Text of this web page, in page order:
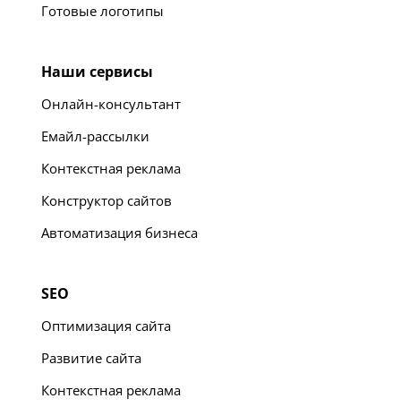
Готовые логотипы
Наши сервисы
Онлайн-консультант
Емайл-рассылки
Контекстная реклама
Конструктор сайтов
Автоматизация бизнеса
SEO
Оптимизация сайта
Развитие сайта
Контекстная реклама